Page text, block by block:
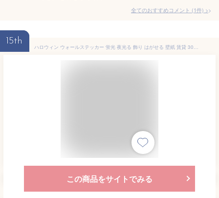
全てのおすすめコメント (1件) >
15th
ハロウィン ウォールステッカー 蛍光 夜光る 飾り はがせる 壁紙 賃貸 30点セット おしゃれ 子供 飾りつけ 家パーティー デコレーション
この商品をサイトでみる